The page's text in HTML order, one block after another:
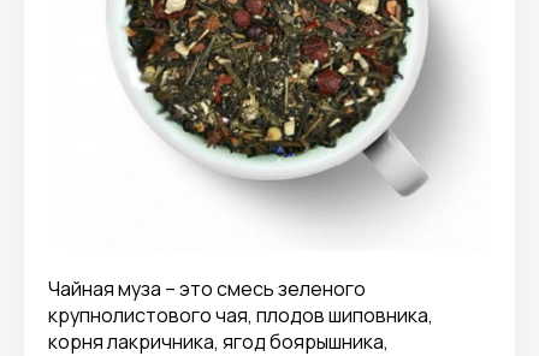
Чайная муза – это смесь зеленого
крупнолистового чая, плодов шиповника,
корня лакричника, ягод боярышника,